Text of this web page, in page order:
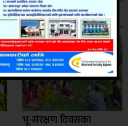
भू-संरक्षण दिवसका